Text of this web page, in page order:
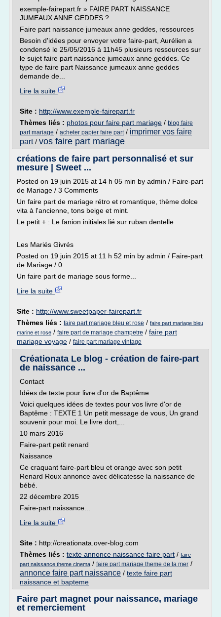
exemple-fairepart.fr » FAIRE PART NAISSANCE
JUMEAUX ANNE GEDDES ?
Faire part naissance jumeaux anne geddes, ressources
Besoin d'idées pour envoyer votre faire-part, Aurélien a
condensé le 25/05/2016 à 11h45 plusieurs ressources sur
le sujet faire part naissance jumeaux anne geddes. Ce
type de faire part Naissance jumeaux anne geddes
demande de...
Lire la suite
Site : http://www.exemple-fairepart.fr
Thèmes liés : photos pour faire part mariage / blog faire
part mariage / acheter papier faire part/ imprimer vos faire
part/ vos faire part mariage
créations de faire part personnalisé et sur
mesure | Sweet ...
Posted on 19 juin 2015 at 14 h 05 min by admin / Faire-part
de Mariage / 3 Comments
Un faire part de mariage rétro et romantique, thème dolce
vita à l'ancienne, tons beige et mint.
Le petit + : Le fanion initiales lié sur ruban dentelle
Les Mariés Givrés
Posted on 19 juin 2015 at 11 h 52 min by admin / Faire-part
de Mariage / 0
Un faire part de mariage sous forme...
Lire la suite
Site : http://www.sweetpaper-fairepart.fr
Thèmes liés : faire part mariage bleu et rose / faire part mariage bleu
marine et rose / faire part de mariage champetre / faire part
mariage voyage / faire part mariage vintage
Créationata Le blog - création de faire-part
de naissance ...
Contact
Idées de texte pour livre d'or de Baptême
Voici quelques idées de textes pour vos livre d'or de
Baptême : TEXTE 1 Un petit message de vous, Un grand
souvenir pour moi. Le livre dort,...
10 mars 2016
Faire-part petit renard
Naissance
Ce craquant faire-part bleu et orange avec son petit
Renard Roux annonce avec délicatesse la naissance de
bébé.
22 décembre 2015
Faire-part naissance...
Lire la suite
Site : http://creationata.over-blog.com
Thèmes liés : texte annonce naissance faire part / faire
part naissance theme cinema / faire part mariage theme de la mer /
annonce faire part naissance / texte faire part
naissance et bapteme
Faire part magnet pour naissance, mariage
et remerciement